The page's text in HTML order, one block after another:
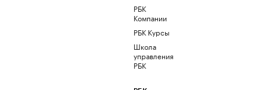
РБК
Компании
РБК Курсы
Школа
управления
РБК